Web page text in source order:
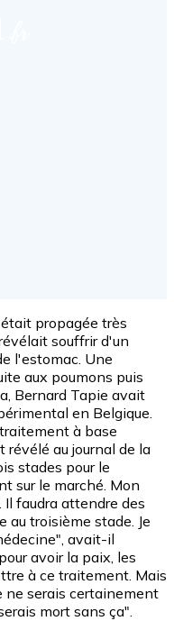
propagée très
souffrir d'un
l'estomac. Une
aux poumons puis
Bernard Tapie avait
en Belgique.
à base
au journal de la
stades pour le
sur le marché. Mon
faudra attendre des
au troisième stade. Je
avait-il
avoir la paix, les
à ce traitement. Mais
ne serais certainement
mort sans ça".